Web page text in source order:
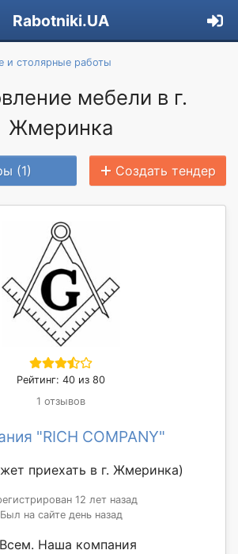
Rabotniki.UA
и столярные работы
мебели в г.
Жмеринка
(1) Создать тендер
Рейтинг: 40 из 80
1 отзывов
"RICH COMPANY"
приехать в г. Жмеринка)
12 лет назад
Был на сайте день назад
Наша компания